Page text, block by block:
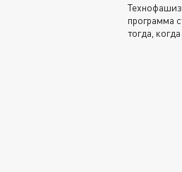
программа
тогда,